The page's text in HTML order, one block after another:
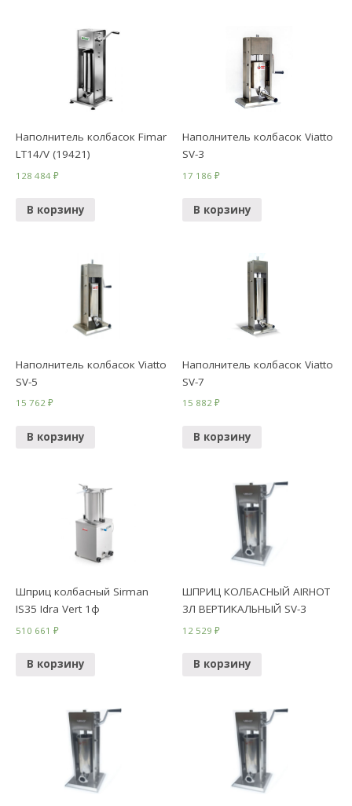
Наполнитель колбасок Fimar
LT14/V (19421)
128 484₽
В корзину
Наполнитель колбасок Viatto
SV-3
17 186₽
В корзину
Наполнитель колбасок Viatto
SV-5
15 762₽
В корзину
Наполнитель колбасок Viatto
SV-7
15 882₽
В корзину
Шприц колбасный Sirman
IS35 Idra Vert 1ф
510 661₽
В корзину
ШПРИЦ КОЛБАСНЫЙ AIRHOT
3Л ВЕРТИКАЛЬНЫЙ SV-3
12 529₽
В корзину